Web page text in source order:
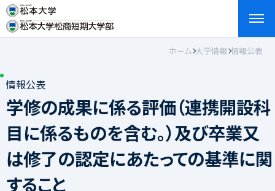
アクセス English
ホーム 大学情報 情報公表
情報公表
学修の成果に係る評価（連携開設科
目に係るものを含む。）及び卒業又
は修了の認定にあたっての基準に関
すること